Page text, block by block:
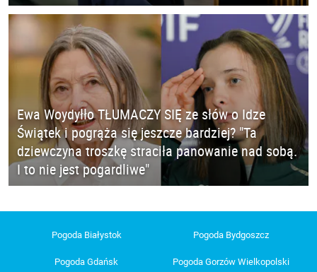
Ewa Woydyłło TŁUMACZY SIĘ ze słów o Idze
Świątek i pogrąża się jeszcze bardziej? "Ta
dziewczyna troszkę straciła panowanie nad sobą.
I to nie jest pogardliwe"
Pogoda Białystok Pogoda Bydgoszcz
Pogoda Gdańsk
Pogoda Gorzów Wielkopolski